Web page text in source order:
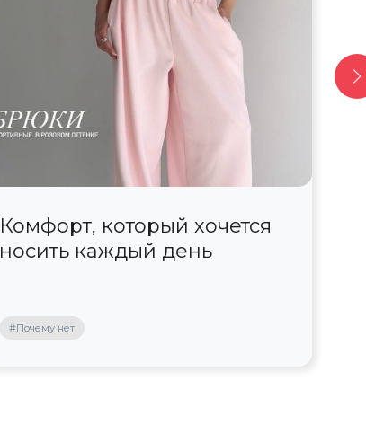
Комфорт, который хочется
носить каждый день
#Почему нет